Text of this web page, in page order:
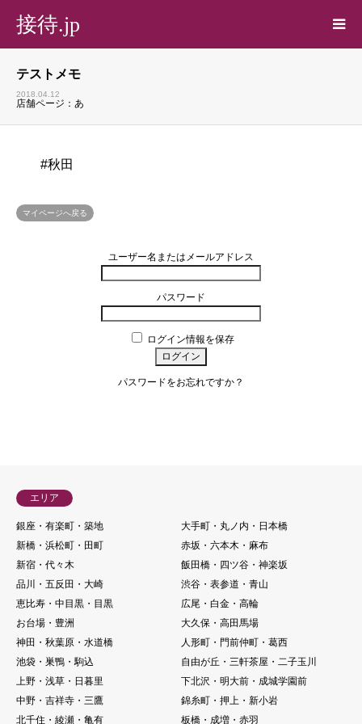
接待.jp
テストメモ
2018.04.12
店舗ページ： あ
#秋田
マイページへ戻る
ユーザー名またはメールアドレス
パスワード
ログイン情報を保存
パスワードをお忘れですか？
エリア
銀座・有楽町・築地
大手町・丸ノ内・日本橋
新橋・浜松町・田町
赤坂・六本木・麻布
新宿・代々木
飯田橋・四ツ谷・神楽坂
品川・五反田・大崎
渋谷・表参道・青山
恵比寿・中目黒・目黒
広尾・白金・高輪
お台場・豊洲
大久保・高田馬場
神田・秋葉原・水道橋
人形町・門前仲町・葛西
池袋・巣鴨・駒込
自由が丘・三軒茶屋・二子玉川
上野・浅草・日暮里
下北沢・明大前・成城学園前
中野・吉祥寺・三鷹
錦糸町・押上・新小岩
北千住・綾瀬・亀有
板橋・成増・赤羽